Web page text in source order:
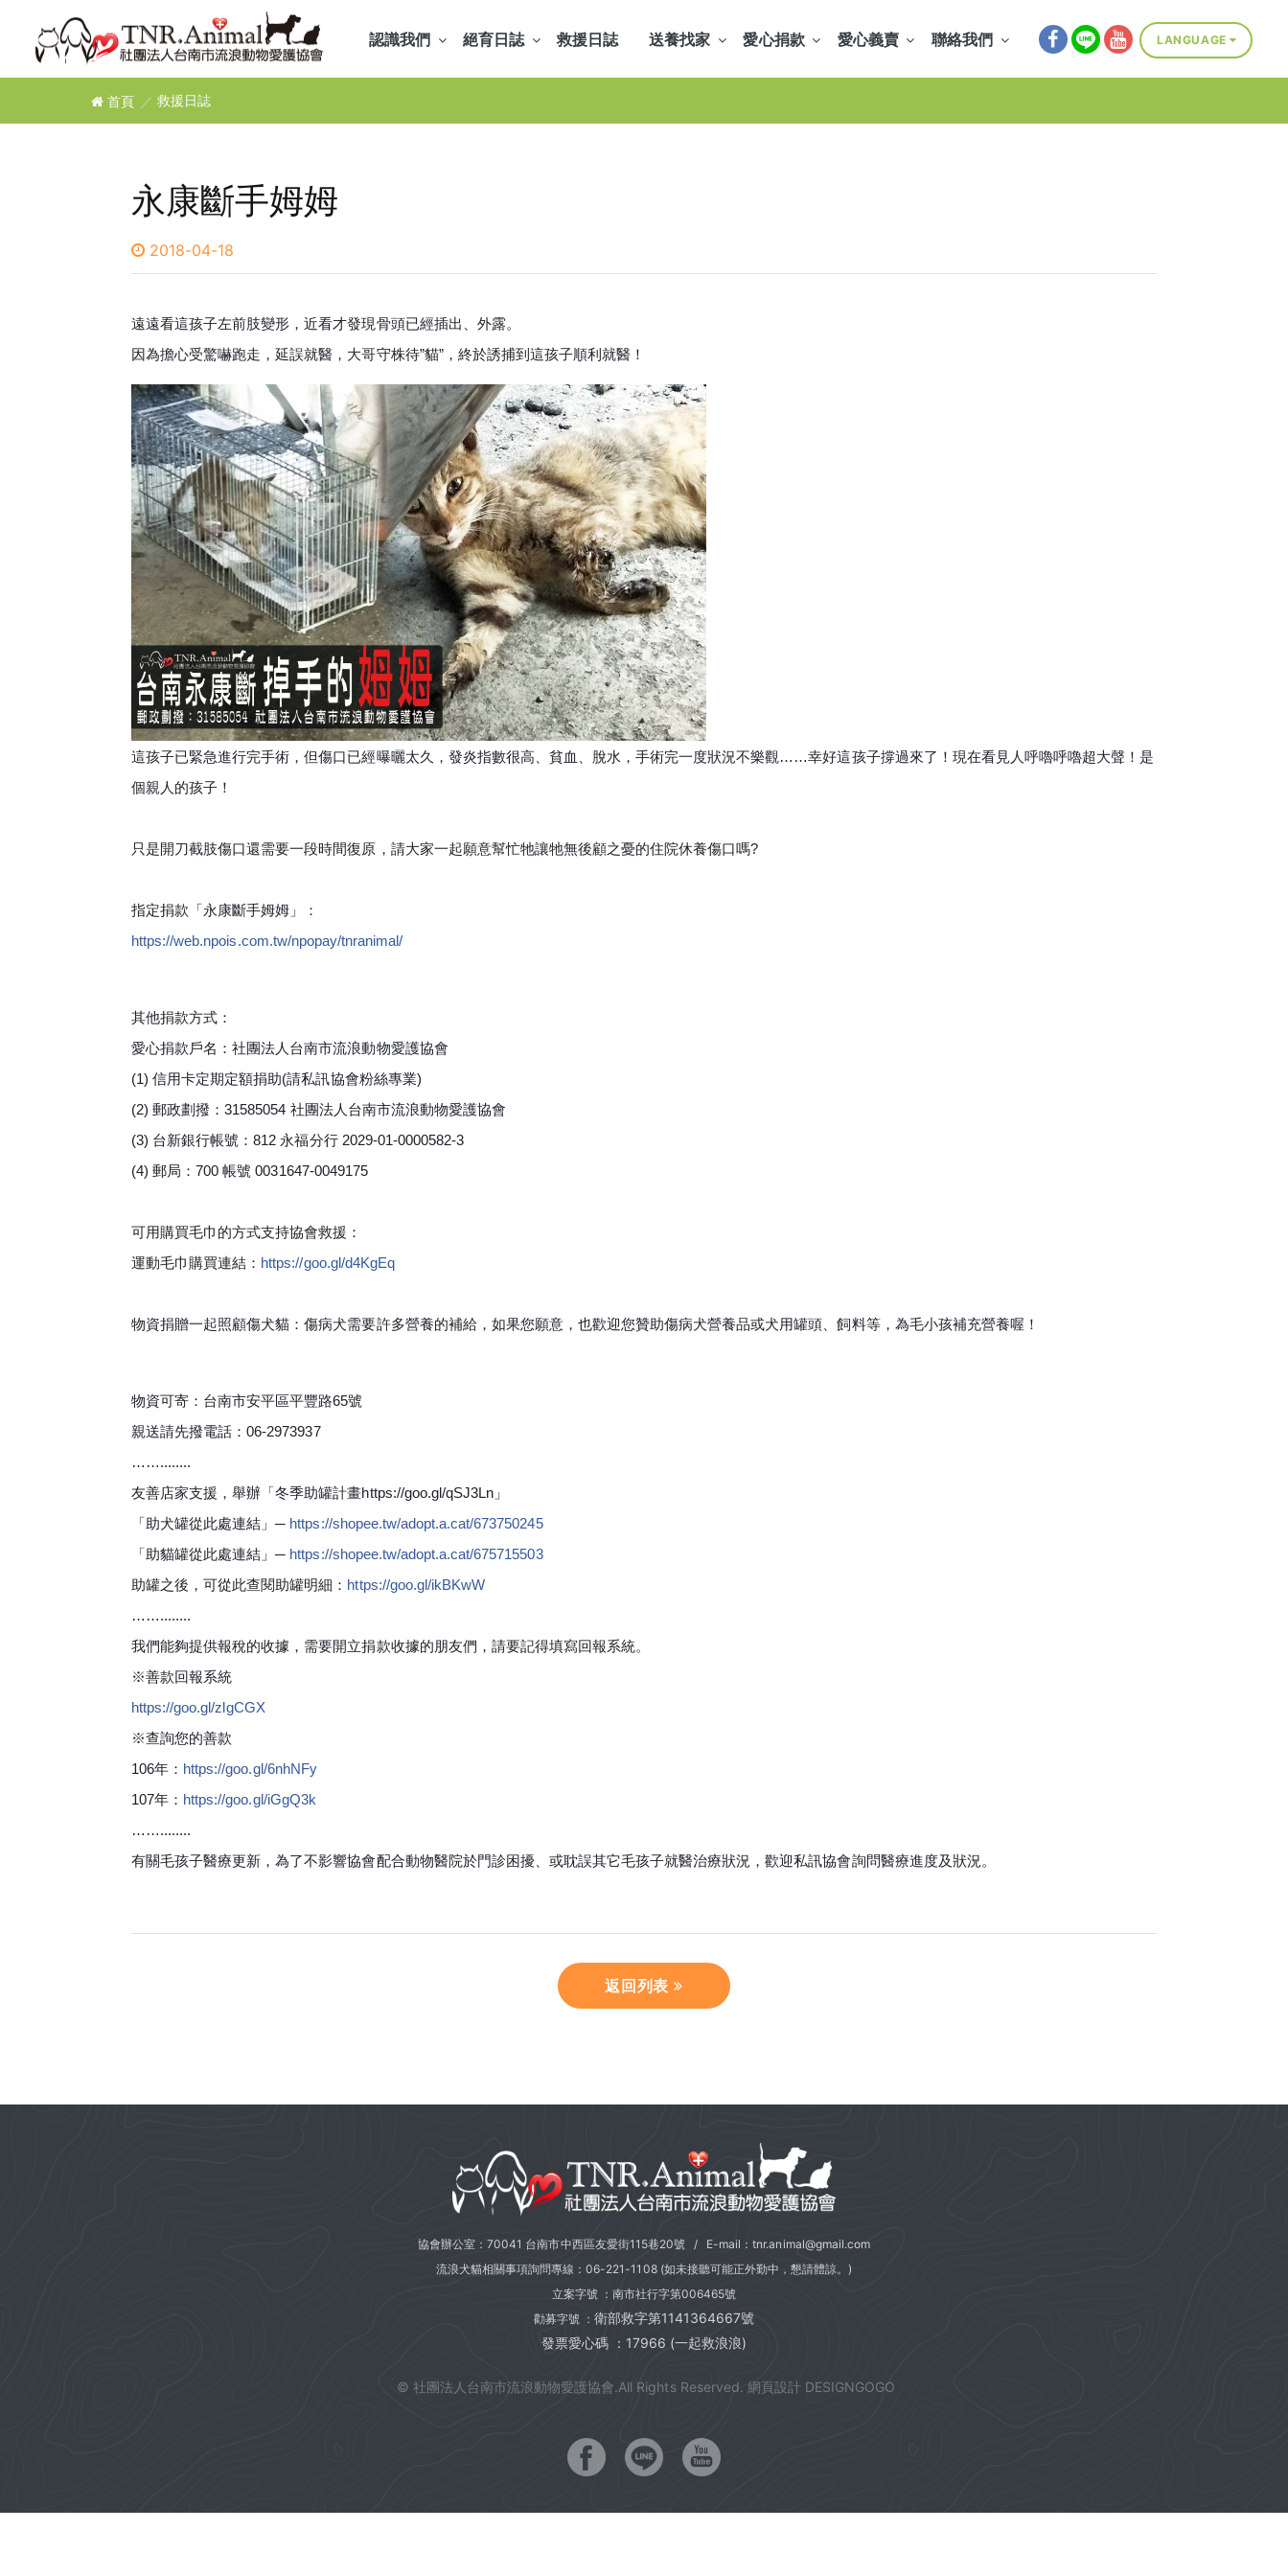
認識我們 絕育日誌 救援日誌 送養找家 愛心捐款 愛心義賣 聯絡我們 LANGUAGE
首頁 救援日誌
永康斷手姆姆
2018-04-18
遠遠看這孩子左前肢變形，近看才發現骨頭已經插出、外露。
因為擔心受驚嚇跑走，延誤就醫，大哥守株待”貓”，終於誘捕到這孩子順利就醫！
這孩子已緊急進行完手術，但傷口已經曝曬太久，發炎指數很高、貧血、脫水，手術完一度狀況不樂觀……幸好這孩子撐過來了！現在看見人呼嚕呼嚕超大聲！是
個親 人的孩子！
只是開刀截肢傷口還需要一段時間復原，請大家一起願意幫忙牠讓牠無後顧之憂的住院休養傷口嗎?
指定捐款「永康斷手姆姆」：
https://web.npois.com.tw/npopay/tnranimal/
其他捐款方式：
愛心捐款戶名：社團法人台南市流浪動物愛護協會
(1) 信用卡定期定額捐助(請私訊協會粉絲專業)
(2) 郵政劃撥：31585054 社團法人台南市流浪動物愛護協會
(3) 台新銀行帳號：812 永福分行 2029-01-0000582-3
(4) 郵局：700 帳號 0031647-0049175
可用購買毛巾的方式支持協會救援：
運動毛巾購買連結： https://goo.gl/d4KgEq
物資捐贈一起照顧傷犬貓：傷病犬需要許多營養的補給，如果您願意，也歡迎您贊助傷病犬營養品或犬用罐頭、飼料等，為毛小孩補充營養喔！
物資可寄：台南市安平區平豐路65號
親送請先撥電話：06-2973937
……........
友善店家支援，舉辦「冬季助罐計畫https://goo.gl/qSJ3Ln」
「助犬罐從此處連結」─ https://shopee.tw/adopt.a.cat/673750245
「助貓罐從此處連結」─ https://shopee.tw/adopt.a.cat/675715503
助罐之後，可從此查閱助罐明細： https://goo.gl/ikBKwW
……........
我們能夠提供報稅的收據，需要開立捐款收據的朋友們，請要記得填寫回報系統。
※善款回報系統
https://goo.gl/zlgCGX
※查詢您的善款
106年： https://goo.gl/6nhNFy
107年： https://goo.gl/iGgQ3k
……........
有關毛孩子醫療更新，為了不影響協會配合動物醫院於門診困擾、或耽誤其它毛孩子就醫治療狀況，歡迎私訊協會詢問醫療進度及狀況。
返回列表
協會辦公室：70041 台南市中西區友愛街115巷20號 / E-mail：tnr.animal@gmail.com
流浪犬貓相關事項詢問專線：06-221-1108(如未接聽可能正外勤中，懇請體諒。)
立案字號 ：南市社行字第006465號
勸募字號 ： 衛部救字第1141364667號
發票愛心碼 ：17966 (一起救浪浪)
© 社團法人台南市流浪動物愛護協會.All Rights Reserved. 網頁設計 DESIGNGOGO